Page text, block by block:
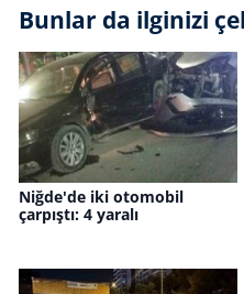
Bunlar da ilginizi
Niğde'de iki otomobil
çarpıştı: 4 yaralı